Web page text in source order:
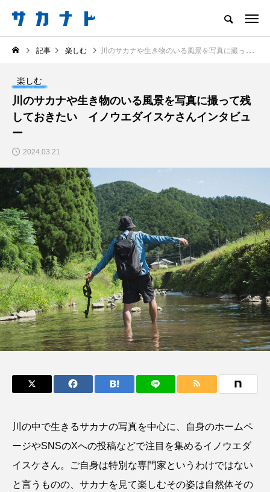
サカナをもっと好きになる
知る 食べる 楽しむ 創る
注目記事 サカナを知ろう
食べる
＜ツバメウオ＞は意外
と美味しい！ “でかい
鰭”が特徴的な魚を実
際に食べてみた
椎名まさ
と
2026.08.05
＜なぜ釣り人は魚拓を
とるのか？＞ 魚拓が
もつ不思議な力──祖
父と子の魚拓からその
意味を問いなおす
清水む
み
2026.08.09
キーワードから探す
おばま水族館 かんぱち わたしと水族館
アオリイカ アカアジ アカカサゴ
アカクラゲ アカザ アカハタ
記事 楽しむ 川のサカナや生き物のいる風景を写真に撮って残しておきたい イノウエダイスケさんインタビュー
楽しむ
川のサカナや生き物のいる風景を写真に撮って残
しておきたい イノウエダイスケさんインタビュ
ー
2024.03.21
川の中で生きるサカナの写真を中心に、自身のホームペ
ージやSNSのXへの投稿などで注目を集めるイノウエダ
イスケさん。ご自身は特別な専門家というわけではない
と言うものの、サカナを見て楽しむその姿は自然体その